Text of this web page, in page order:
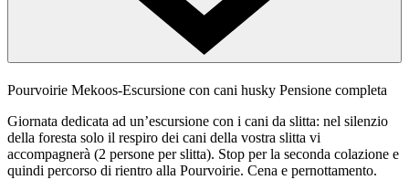
Pourvoirie Mekoos-Escursione con cani husky Pensione completa
Giornata dedicata ad un’escursione con i cani da slitta: nel silenzio
della foresta solo il respiro dei cani della vostra slitta vi
accompagnerà (2 persone per slitta). Stop per la seconda colazione e
quindi percorso di rientro alla Pourvoirie. Cena e pernottamento.